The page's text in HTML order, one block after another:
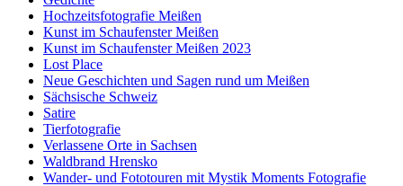
Hochzeitsfotografie Meißen
Kunst im Schaufenster Meißen
Kunst im Schaufenster Meißen 2023
Lost Place
Neue Geschichten und Sagen rund um Meißen
Sächsische Schweiz
Satire
Tierfotografie
Verlassene Orte in Sachsen
Waldbrand Hrensko
Wander- und Fototouren mit Mystik Moments Fotografie